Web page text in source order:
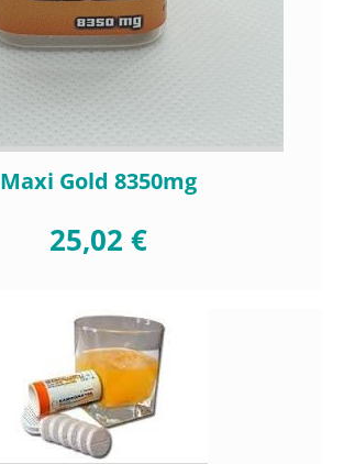
Maxi Gold 8350mg
25,02 €